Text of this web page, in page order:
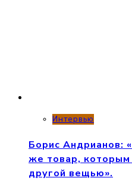
Интервью
Борис Андрианов:
же товар,
другой вещью».